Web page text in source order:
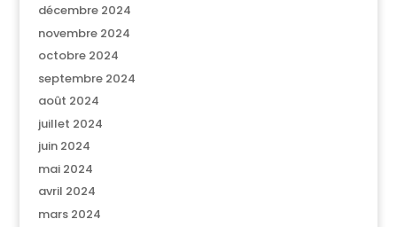
décembre 2024
novembre 2024
octobre 2024
septembre 2024
août 2024
juillet 2024
juin 2024
mai 2024
avril 2024
mars 2024